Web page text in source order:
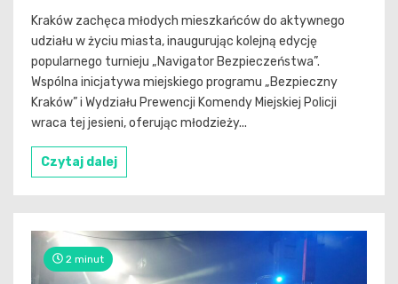
Kraków zachęca młodych mieszkańców do aktywnego
udziału w życiu miasta, inaugurując kolejną edycję
popularnego turnieju „Navigator Bezpieczeństwa”.
Wspólna inicjatywa miejskiego programu „Bezpieczny
Kraków” i Wydziału Prewencji Komendy Miejskiej Policji
wraca tej jesieni, oferując młodzieży...
Czytaj dalej
2 minut